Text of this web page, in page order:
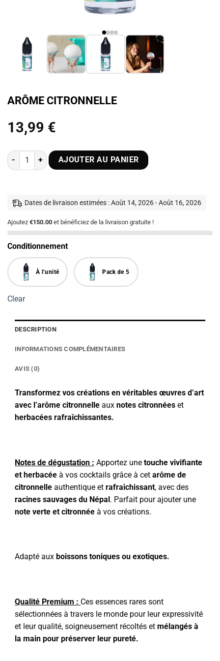
ARÔME CITRONNELLE
13,99 €
prix :
13,99 €
66,45 €
quantité de Arôme Citronnelle
AJOUTER AU PANIER
Dates de livraison estimées : Août 14, 2026 - Août 16, 2026
Ajoutez €150.00 et bénéficiez de la livraison gratuite !
Conditionnement
À l’unité Pack de 5
Clear
DESCRIPTION
INFORMATIONS COMPLÉMENTAIRES
AVIS (0)
Transformez vos créations en véritables œuvres d’art
avec l’arôme citronnelle aux notes citronnées et
herbacées rafraîchissantes.
Notes de dégustation : Apportez une touche vivifiante
et herbacée à vos cocktails grâce à cet arôme de
citronnelle authentique et rafraichissant, avec des
racines sauvages du Népal. Parfait pour ajouter une
note verte et citronnée à vos créations.
Adapté aux boissons toniques ou exotiques.
Qualité Premium : Ces essences rares sont
sélectionnées à travers le monde pour leur expressivité
et leur qualité, soigneusement récoltés et mélangés à
la main pour préserver leur pureté.